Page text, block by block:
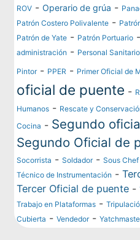
ROV -Operario de grúa -
Patrón Costero Polivalente -
Patrón de Yate - Patrón Portuario -
administración - Personal Sanitario
Pintor- PPER - Primer Oficial de
oficial de puente -
Humanos - Rescate y
Cocina - Segundo
Segundo Oficial de
Socorrista -Soldador-Sous Chef
Técnico de Instrumentación -
Tercer Oficial de puente -
Trabajo en Plataformas -
Cubierta -Vendedor-